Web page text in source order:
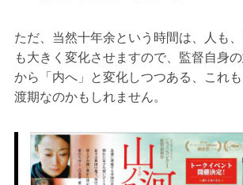
ただ、当然十年余という時間は、人も
も大きく変化させますので、監督自身の
から「内へ」と変化しつつある、これ
渡期なのかもしれません。